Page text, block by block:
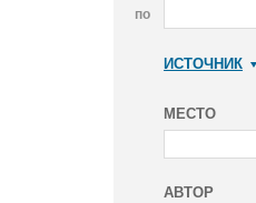
по
ИСТОЧНИК
МЕСТО
АВТОР